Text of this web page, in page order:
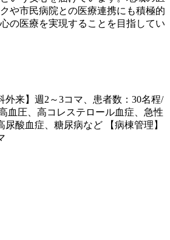
や市民病院との医療連携にも積極的
の医療を実現することを目指してい
外来】週2～3コマ、患者数：30名程/
血圧、高コレステロール血症、急性
尿酸血症、糖尿病など 【病棟管理】